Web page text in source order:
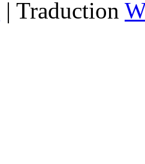
| Traduction